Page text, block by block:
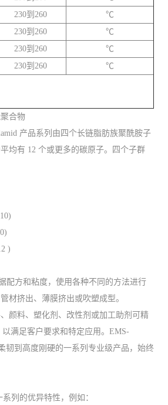
230到260
℃
230到260
℃
230到260
℃
230到260
℃
合物
产品系列由四个长链脂肪族聚酰胺子
均有 12 个或更多的碳原子。四个子群
)
配方和粘度，使用各种不同的方法进行
材挤出、薄膜挤出或吹塑成型。
颜料、塑化剂、改性剂或加工助剂可精
满足客户要求和特定应用。EMS-
韧到高度刚硬的一系列专业级产品，始终
列的优异特性，例如：